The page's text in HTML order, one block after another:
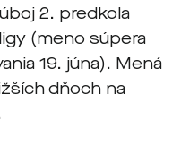
2. predkola
(meno súpera
19. júna). Mená
dňoch na